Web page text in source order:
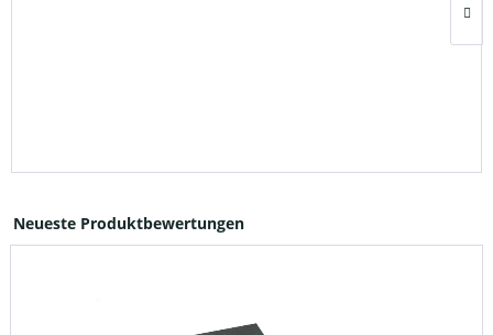
Neueste Produktbewertungen